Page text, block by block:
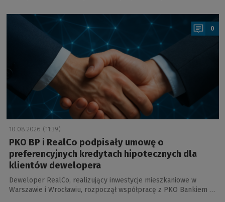
a
0
10.08.2026 (11:39)
PKO BP i RealCo podpisały umowę o
preferencyjnych kredytach hipotecznych dla
klientów dewelopera
Deweloper RealCo, realizujący inwestycje mieszkaniowe w
Warszawie i Wrocławiu, rozpoczął współpracę z PKO Bankiem …